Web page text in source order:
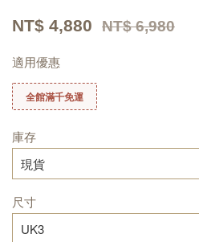
NT$ 4,880 NT$ 6,980
適用優惠
全館滿千免運
庫存
尺寸